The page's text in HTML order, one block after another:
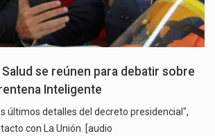
se reúnen para debatir sobre
Inteligente
últimos detalles del decreto presidencial",
con La Unión. [audio